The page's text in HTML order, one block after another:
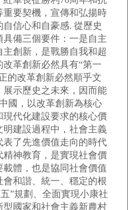
要契機，宣傳和弘揚時
信心和自豪感. 從歷史
備三個要件：一是自主
創新，是戰勝自我和超
革創新必然具有“第一
的改革創新必然順乎文
示歷史之未來，因而能
國，以改革創新為核心
代化建設要求的核心價
建設過程中，社會主義
了先進價值走向的時代
神教育，是實現社會價
體，也是協同社會價值
和諧、統一、穩定的根
”規劃、全面實現小康社
國家和社會主義新農村